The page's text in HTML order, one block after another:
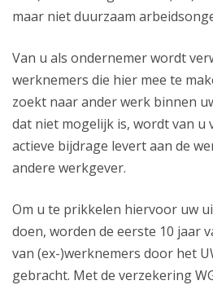
maar niet duurzaam
Van u als ondernemer wordt
werknemers die hier mee te
zoekt naar ander werk binnen
dat niet mogelijk is, wordt van u
actieve bijdrage levert aan de
andere werkgever.
Om u te prikkelen hiervoor uw
doen, worden de eerste 10 jaar
van (ex-)werknemers door het
gebracht. Met de verzekering